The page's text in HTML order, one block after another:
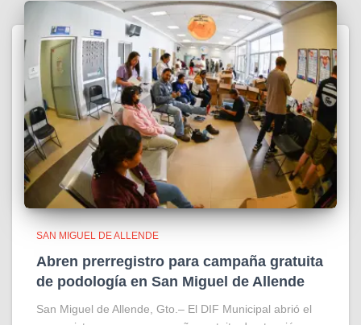
SAN MIGUEL DE ALLENDE
Abren prerregistro para campaña gratuita
de podología en San Miguel de Allende
San Miguel de Allende, Gto.– El DIF Municipal abrió el